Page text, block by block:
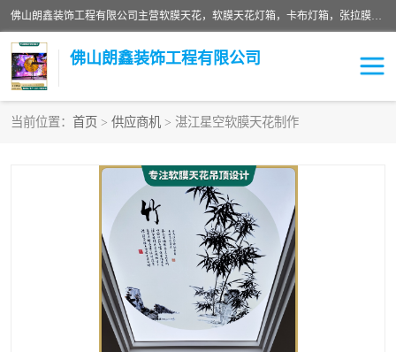
佛山朗鑫装饰工程有限公司主营软膜天花，软膜天花灯箱，卡布灯箱，张拉膜等产品，价格实惠，支持定制；公司专业装饰铺面，家居，会展特装，软膜等工程，技能精良人员，安装快、价格合理，质量保证、热诚与各方有识人士合作，欢迎新老客户来电咨询。
佛山朗鑫装饰工程有限公司
当前位置： 首页 > 供应商机 > 湛江星空软膜天花制作
软膜吊顶